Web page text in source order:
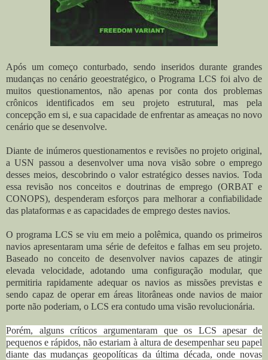
Após um começo conturbado, sendo inseridos durante grandes
mudanças no cenário geoestratégico, o Programa LCS foi alvo de
muitos questionamentos, não apenas por conta dos problemas
crônicos identificados em seu projeto estrutural, mas pela
concepção em si, e sua capacidade de enfrentar as ameaças no novo
cenário que se desenvolve.
Diante de inúmeros questionamentos e revisões no projeto original,
a USN passou a desenvolver uma nova visão sobre o emprego
desses meios, descobrindo o valor estratégico desses navios. Toda
essa revisão nos conceitos e doutrinas de emprego (ORBAT e
CONOPS), despenderam esforços para melhorar a confiabilidade
das plataformas e as capacidades de emprego destes navios.
O programa LCS se viu em meio a polêmica, quando os primeiros
navios apresentaram uma série de defeitos e falhas em seu projeto.
Baseado noconceito de desenvolver navios capazes de atingir
elevada velocidade, adotando uma configuração modular, que
permitiria rapidamente adequar os navios as missões previstas e
sendo capaz de operar em áreas litorâneas onde navios de maior
porte não poderiam, o LCS era contudo uma visão revolucionária.
Porém, alguns críticos argumentaram que os LCS apesar de
pequenos e rápidos, não estariam à altura de desempenhar seu papel
diante das mudanças geopolíticas da última década, onde novas